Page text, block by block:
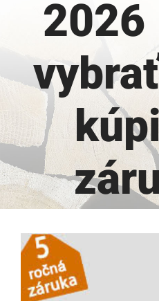
2026
View
Larger
Image